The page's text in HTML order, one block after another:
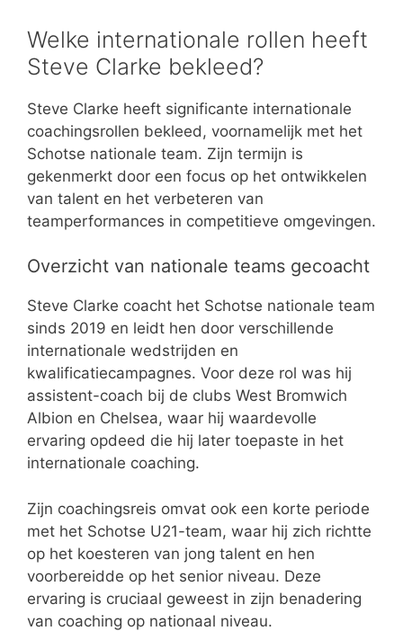
Welke internationale rollen heeft
Steve Clarke bekleed?
Steve Clarke heeft significante internationale
coachingsrollen bekleed, voornamelijk met het
Schotse nationale team. Zijn termijn is
gekenmerkt door een focus op het ontwikkelen
van talent en het verbeteren van
teamperformances in competitieve omgevingen.
Overzicht van nationale teams gecoacht
Steve Clarke coacht het Schotse nationale team
sinds 2019 en leidt hen door verschillende
internationale wedstrijden en
kwalificatiecampagnes. Voor deze rol was hij
assistent-coach bij de clubs West Bromwich
Albion en Chelsea, waar hij waardevolle
ervaring opdeed die hij later toepaste in het
internationale coaching.
Zijn coachingsreis omvat ook een korte periode
met het Schotse U21-team, waar hij zich richtte
op het koesteren van jong talent en hen
voorbereidde op het senior niveau. Deze
ervaring is cruciaal geweest in zijn benadering
van coaching op nationaal niveau.